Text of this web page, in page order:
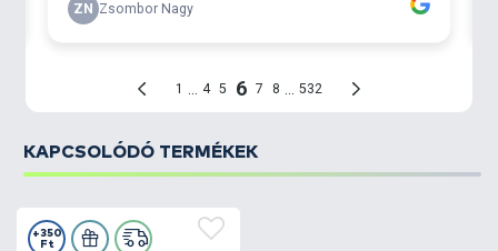
KAPCSOLÓDÓ TERMÉKEK
+350
Ft